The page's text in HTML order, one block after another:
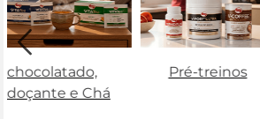
e Chá
Pré-treinos